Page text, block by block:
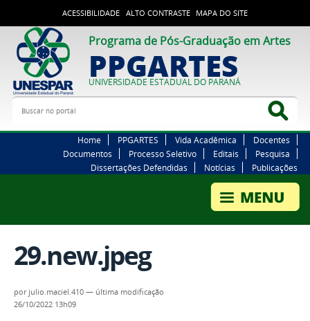
ACESSIBILIDADE ALTO CONTRASTE MAPA DO SITE
Programa de Pós-Graduação em Artes
PPGARTES
UNIVERSIDADE ESTADUAL DO PARANÁ
Buscar no portal
Home PPGARTES Vida Acadêmica
Docentes
Documentos
Processo Seletivo Editais
Pesquisa
Dissertações Defendidas
Notícias Publicações
29.new.jpeg
por julio.maciel.410 — última modificação
26/10/2022 13h09